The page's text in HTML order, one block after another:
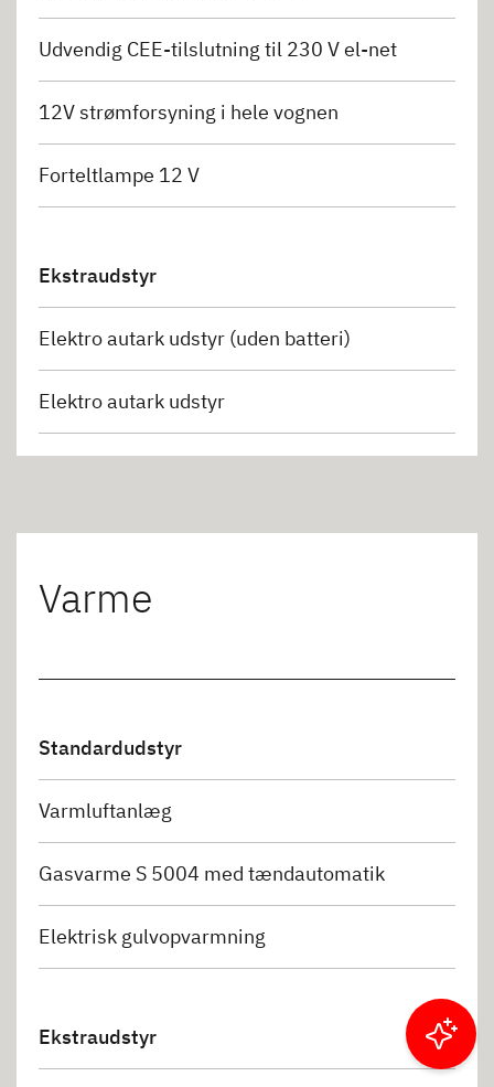
Udvendig CEE-tilslutning til 230 V el-net
12V strømforsyning i hele vognen
Forteltlampe 12 V
Ekstraudstyr
Elektro autark udstyr (uden batteri)
Elektro autark udstyr
Varme
Standardudstyr
Varmluftanlæg
Gasvarme S 5004 med tændautomatik
Elektrisk gulvopvarmning
Ekstraudstyr
Filtrer resultater